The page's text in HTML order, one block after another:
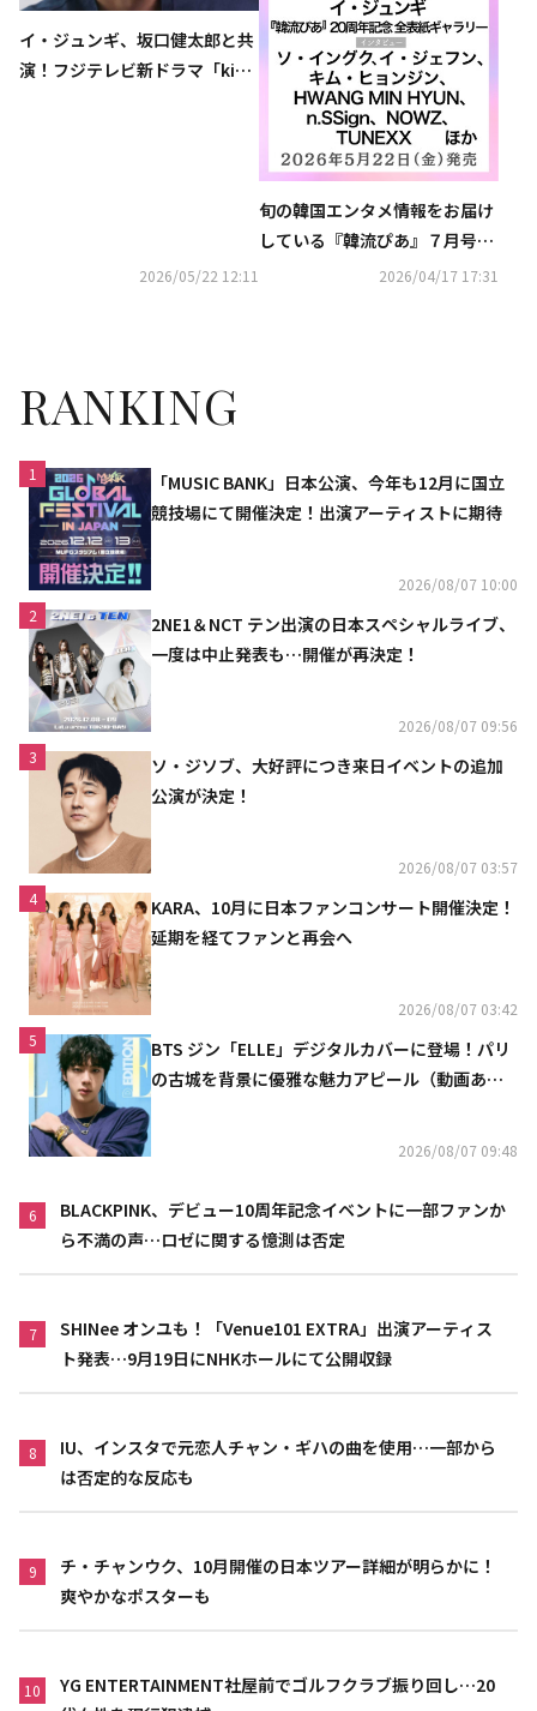
イ・ジュンギ、坂口健太郎と共
演！フジテレビ新ドラマ「kiDn
2026/05/22 12:11
旬の韓国エンタメ情報をお届け
している『韓流ぴあ』７月号
（5月22日発売）表紙に、イ・
2026/04/17 17:31
RANKING
1
「MUSIC BANK」日本公演、今年も12月に国立
競技場にて開催決定！出演アーティストに期待
2026/08/07 10:00
2
2NE1＆NCT テン出演の日本スペシャルライブ、
一度は中止発表も…開催が再決定！
2026/08/07 09:56
3
ソ・ジソブ、大好評につき来日イベントの追加
公演が決定！
2026/08/07 03:57
4
KARA、10月に日本ファンコンサート開催決定！
延期を経てファンと再会へ
2026/08/07 03:42
5
BTS ジン「ELLE」デジタルカバーに登場！パリ
の古城を背景に優雅な魅力アピール（動画あ
2026/08/07 09:48
6
BLACKPINK、デビュー10周年記念イベントに一部ファンか
ら不満の声…ロゼに関する憶測は否定
7
SHINee オンユも！「Venue101 EXTRA」出演アーティス
ト発表…9月19日にNHKホールにて公開収録
8
IU、インスタで元恋人チャン・ギハの曲を使用…一部から
は否定的な反応も
9
チ・チャンウク、10月開催の日本ツアー詳細が明らかに！
爽やかなポスターも
10
YG ENTERTAINMENT社屋前でゴルフクラブ振り回し…20